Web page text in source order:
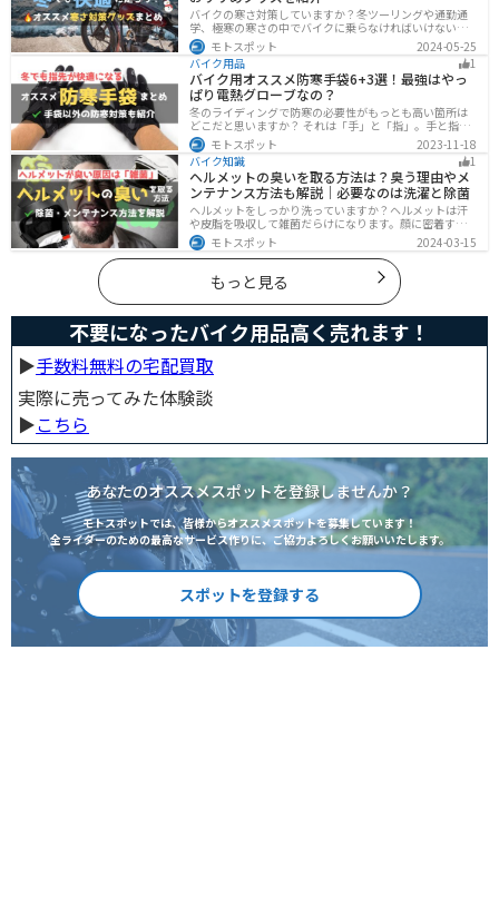
バイクの寒さ対策していますか？冬ツーリングや通勤通
学、極寒の寒さの中でバイクに乗らなければいけない時
でも快適に乗る方法をまとめました！オススメの寒さ対
策グッズも紹介しているので、これで寒い冬でも快適に
バイクに乗りましょう！
モトスポット
2024-05-25
バイク用品
1
バイク用オススメ防寒手袋6+3選！最強はやっ
ぱり電熱グローブなの？
冬のライディングで防寒の必要性がもっとも高い箇所は
どこだと思いますか？ それは「手」と「指」。手と指が
冷えてしまうと、防寒ジャケットをいくら着込んでも寒
さから逃れることはできません。そんな防寒の要となる
オススメ防寒手袋を紹介します。
モトスポット
2023-11-18
バイク知識
1
ヘルメットの臭いを取る方法は？臭う理由やメ
ンテナンス方法も解説｜必要なのは洗濯と除菌
ヘルメットをしっかり洗っていますか？ヘルメットは汗
や皮脂を吸収して雑菌だらけになります。顔に密着する
物なのでしっかりと除菌・消臭をする必要があります。
この記事では、ヘルメットをまるっと綺麗にする方法を
まとめました。まだメンテナンスをしたことがないとい
う人はぜひ参考にしてください。
モトスポット 2024-03-15
もっと見る
不要になったバイク用品高く売れます！
▶︎手数料無料の宅配買取
実際に売ってみた体験談
▶︎こちら
あなたのオススメスポットを登録しませんか？
モトスポットでは、皆様からオススメスポットを募集しています！
全ライダーのための最高なサービス作りに、ご協力よろしくお願いいたします。
スポットを登録する